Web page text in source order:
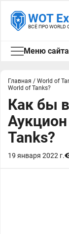
WOT
ВСЁ ПРО WORLD
Меню сайта
Главная / World of
World of Tanks?
Как бы
Tanks?
19 января 2022 г.